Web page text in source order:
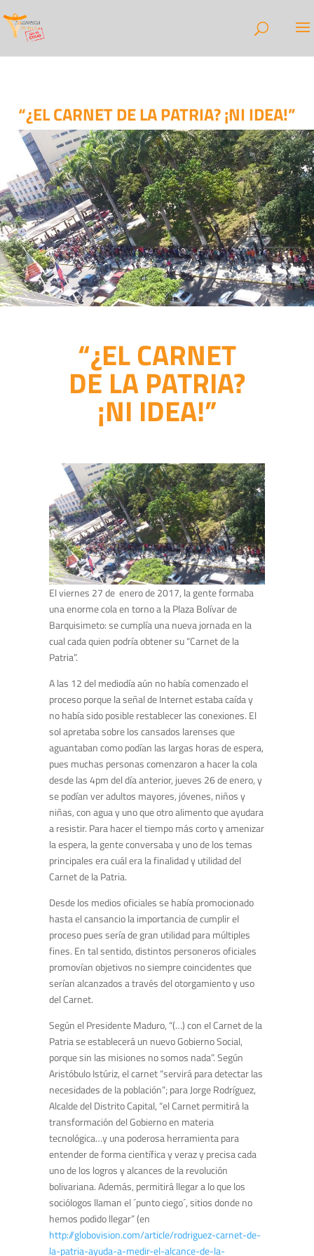
“¿EL CARNET DE LA PATRIA? ¡NI IDEA!”
“¿EL CARNET
DE LA PATRIA?
¡NI IDEA!”
El viernes 27 de enero de 2017, la gente formaba
una enorme cola en torno a la Plaza Bolívar de
Barquisimeto: se cumplía una nueva jornada en la
cual cada quien podría obtener su “Carnet de la
Patria”.
A las 12 del mediodía aún no había comenzado el
proceso porque la señal de Internet estaba caída y
no había sido posible restablecer las conexiones. El
sol apretaba sobre los cansados larenses que
aguantaban como podían las largas horas de espera,
pues muchas personas comenzaron a hacer la cola
desde las 4pm del día anterior, jueves 26 de enero, y
se podían ver adultos mayores, jóvenes, niños y
niñas, con agua y uno que otro alimento que ayudara
a resistir. Para hacer el tiempo más corto y amenizar
la espera, la gente conversaba y uno de los temas
principales era cuál era la finalidad y utilidad del
Carnet de la Patria.
Desde los medios oficiales se había promocionado
hasta el cansancio la importancia de cumplir el
proceso pues sería de gran utilidad para múltiples
fines. En tal sentido, distintos personeros oficiales
promovían objetivos no siempre coincidentes que
serían alcanzados a través del otorgamiento y uso
del Carnet.
Según el Presidente Maduro, “(…) con el Carnet de la
Patria se establecerá un nuevo Gobierno Social,
porque sin las misiones no somos nada”. Según
Aristóbulo Istúriz, el carnet “servirá para detectar las
necesidades de la población”; para Jorge Rodríguez,
Alcalde del Distrito Capital, “el Carnet permitirá la
transformación del Gobierno en materia
tecnológica…y una poderosa herramienta para
entender de forma científica y veraz y precisa cada
uno de los logros y alcances de la revolución
bolivariana. Además, permitirá llegar a lo que los
sociólogos llaman el ´punto ciego´, sitios donde no
hemos podido llegar” (en
http://globovision.com/article/rodriguez-carnet-de-
la-patria-ayuda-a-medir-el-alcance-de-la-